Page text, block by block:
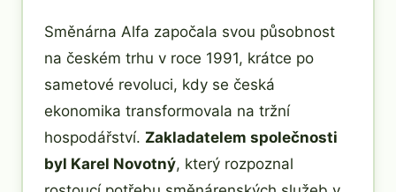
Směnárna Alfa započala svou působnost
na českém trhu v roce 1991, krátce po
sametové revoluci, kdy se česká
ekonomika transformovala na tržní
hospodářství. Zakladatelem společnosti
byl Karel Novotný, který rozpoznal